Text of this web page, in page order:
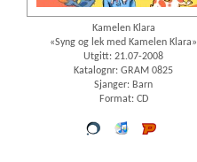
Kamelen Klara
«Syng og lek med Kamelen Klara»
Utgitt: 21.07-2008
Katalognr: GRAM 0825
Sjanger: Barn
Format: CD
Vår
iTunes